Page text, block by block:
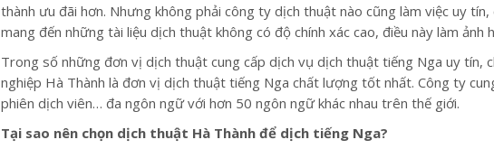
thành ưu đãi hơn. Nhưng không phải công ty dịch thuật nào cũng làm việc uy
mang đến những tài liệu dịch thuật không có độ chính xác cao, điều này làm
Trong số những đơn vị dịch thuật cung cấp dịch vụ dịch thuật tiếng Nga uy tín,
nghiệp Hà Thành là đơn vị dịch thuật tiếng Nga chất lượng tốt nhất. Công ty
phiên dịch viên… đa ngôn ngữ với hơn 50 ngôn ngữ khác nhau trên thế giới.
Tại sao nên chọn dịch thuật Hà Thành để dịch tiếng Nga?